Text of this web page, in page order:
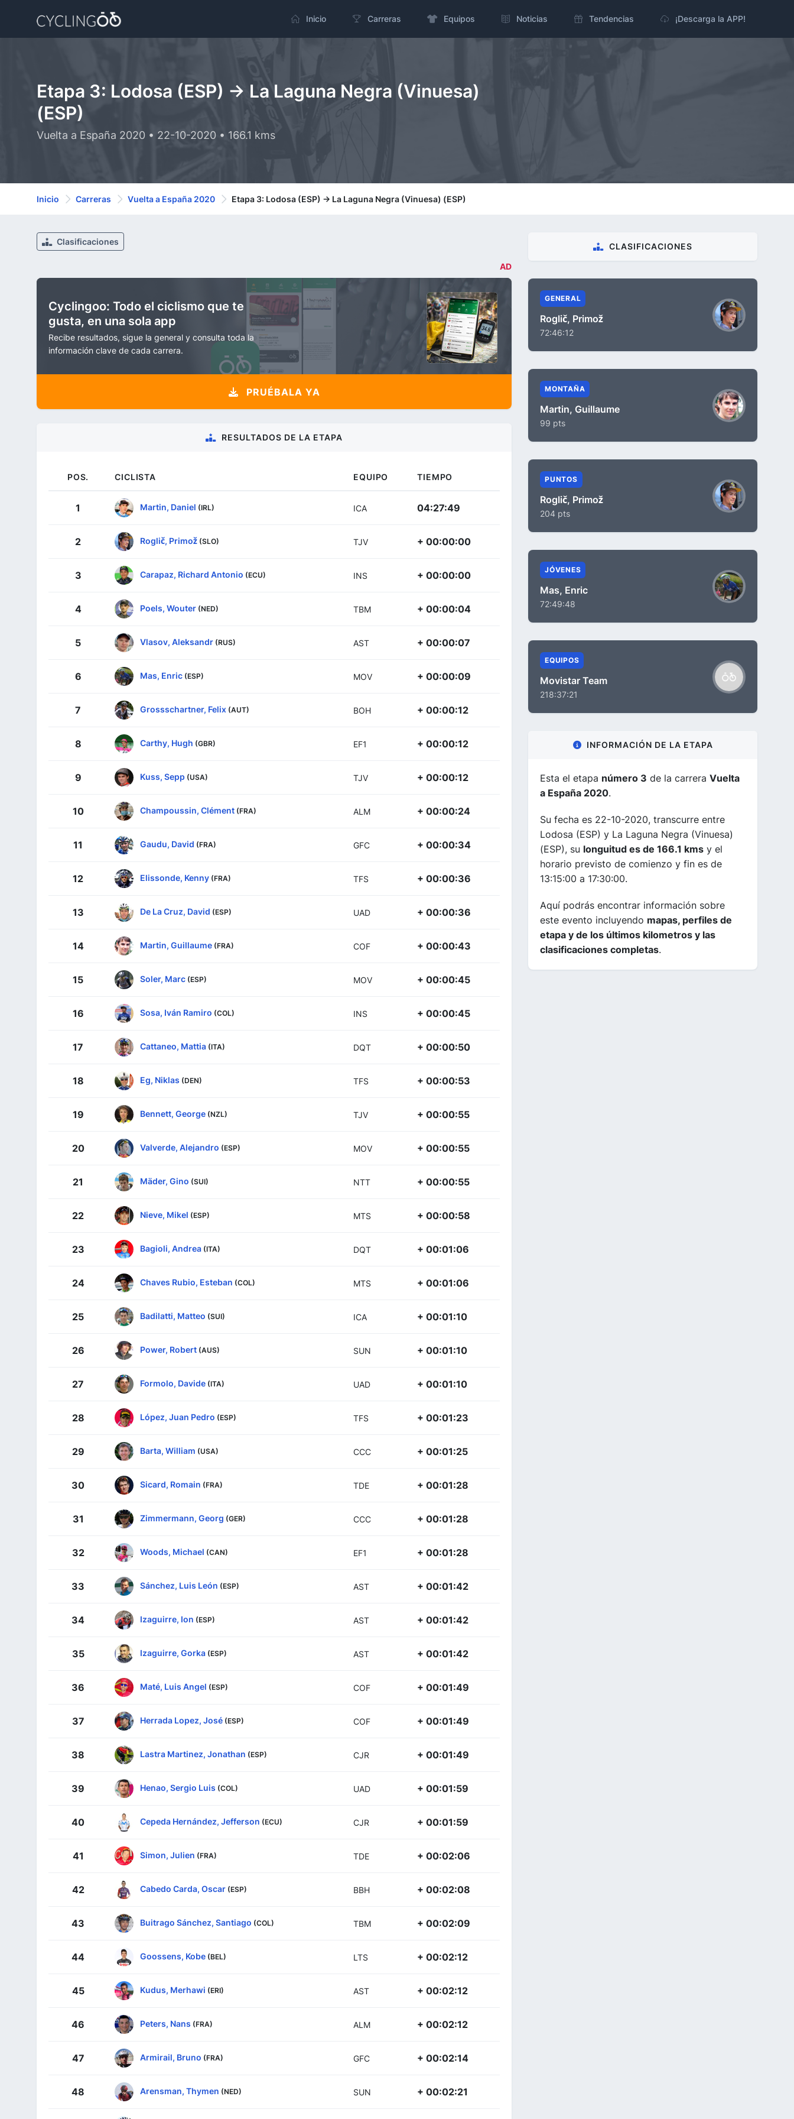
Inicio Carreras Equipos Noticias Tendencias ¡Descarga la APP!
Etapa 3: Lodosa (ESP) -> La Laguna Negra (Vinuesa)
(ESP)
Vuelta a España 2020 • 22-10-2020 • 166.1 kms
Inicio Carreras Vuelta a España 2020 Etapa 3: Lodosa (ESP) -> La Laguna Negra (Vinuesa) (ESP)
Clasificaciones
AD
Cyclingoo: Todo el ciclismo que te
gusta, en una sola app
Recibe resultados, sigue la general y consulta toda la
información clave de cada carrera.
PRUÉBALA YA
RESULTADOS DE LA ETAPA
POS. CICLISTA EQUIPO TIEMPO
1 Martin, Daniel (IRL) ICA 04:27:49
2 Roglič, Primož (SLO) TJV + 00:00:00
3 Carapaz, Richard Antonio (ECU) INS + 00:00:00
4 Poels, Wouter (NED) TBM + 00:00:04
5 Vlasov, Aleksandr (RUS) AST + 00:00:07
6 Mas, Enric (ESP) MOV + 00:00:09
7 Grossschartner, Felix (AUT) BOH + 00:00:12
8 Carthy, Hugh (GBR) EF1 + 00:00:12
9 Kuss, Sepp (USA) TJV + 00:00:12
10 Champoussin, Clément (FRA) ALM + 00:00:24
11 Gaudu, David (FRA) GFC + 00:00:34
12 Elissonde, Kenny (FRA) TFS + 00:00:36
13 De La Cruz, David (ESP) UAD + 00:00:36
14 Martin, Guillaume (FRA) COF + 00:00:43
15 Soler, Marc (ESP) MOV + 00:00:45
16 Sosa, Iván Ramiro (COL) INS + 00:00:45
17 Cattaneo, Mattia (ITA) DQT + 00:00:50
18 Eg, Niklas (DEN) TFS + 00:00:53
19 Bennett, George (NZL) TJV + 00:00:55
20 Valverde, Alejandro (ESP) MOV + 00:00:55
21 Mäder, Gino (SUI) NTT + 00:00:55
22 Nieve, Mikel (ESP) MTS + 00:00:58
23 Bagioli, Andrea (ITA) DQT + 00:01:06
24 Chaves Rubio, Esteban (COL) MTS + 00:01:06
25 Badilatti, Matteo (SUI) ICA + 00:01:10
26 Power, Robert (AUS) SUN + 00:01:10
27 Formolo, Davide (ITA) UAD + 00:01:10
28 López, Juan Pedro (ESP) TFS + 00:01:23
29 Barta, William (USA) CCC + 00:01:25
30 Sicard, Romain (FRA) TDE + 00:01:28
31 Zimmermann, Georg (GER) CCC + 00:01:28
32 Woods, Michael (CAN) EF1 + 00:01:28
33 Sánchez, Luis León (ESP) AST + 00:01:42
34 Izaguirre, Ion (ESP) AST + 00:01:42
35 Izaguirre, Gorka (ESP) AST + 00:01:42
36 Maté, Luis Angel (ESP) COF + 00:01:49
37 Herrada Lopez, José (ESP) COF + 00:01:49
38 Lastra Martinez, Jonathan (ESP) CJR + 00:01:49
39 Henao, Sergio Luis (COL) UAD + 00:01:59
40 Cepeda Hernández, Jefferson (ECU) CJR + 00:01:59
41 Simon, Julien (FRA) TDE + 00:02:06
42 Cabedo Carda, Oscar (ESP) BBH + 00:02:08
43 Buitrago Sánchez, Santiago (COL) TBM + 00:02:09
44 Goossens, Kobe (BEL) LTS + 00:02:12
45 Kudus, Merhawi (ERI) AST + 00:02:12
46 Peters, Nans (FRA) ALM + 00:02:12
47 Armirail, Bruno (FRA) GFC + 00:02:14
48 Arensman, Thymen (NED) SUN + 00:02:21
CLASIFICACIONES
GENERAL
Roglič, Primož
72:46:12
MONTAÑA
Martin, Guillaume
99 pts
PUNTOS
Roglič, Primož
204 pts
JÓVENES
Mas, Enric
72:49:48
EQUIPOS
Movistar Team
218:37:21
INFORMACIÓN DE LA ETAPA
Esta el etapa número 3 de la carrera Vuelta
a España 2020.
Su fecha es 22-10-2020, transcurre entre
Lodosa (ESP) y La Laguna Negra (Vinuesa)
(ESP), su longuitud es de 166.1 kms y el
horario previsto de comienzo y fin es de
13:15:00 a 17:30:00.
Aquí podrás encontrar información sobre
este evento incluyendo mapas, perfiles de
etapa y de los últimos kilometros y las
clasificaciones completas.